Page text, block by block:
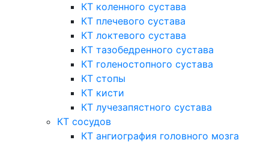
КТ коленного сустава
КТ плечевого сустава
КТ локтевого сустава
КТ тазобедренного сустава
КТ голеностопного сустава
КТ стопы
КТ кисти
КТ лучезапястного сустава
КТ сосудов
КТ ангиография головного мозга